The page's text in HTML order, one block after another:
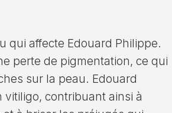
qui affecte Edouard Philippe.
perte de pigmentation, ce qui
sur la peau. Edouard
contribuant ainsi à